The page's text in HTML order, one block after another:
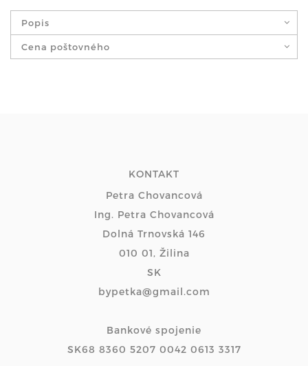
Popis
Cena poštovného
KONTAKT
Petra Chovancová
Ing. Petra Chovancová
Dolná Trnovská 146
010 01, Žilina
SK
bypetka@gmail.com
Bankové spojenie
SK68 8360 5207 0042 0613 3317